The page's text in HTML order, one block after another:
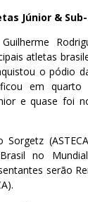
Júnior & Sub-
atletas
o pódio
em quarto
e quase foi
no
serão